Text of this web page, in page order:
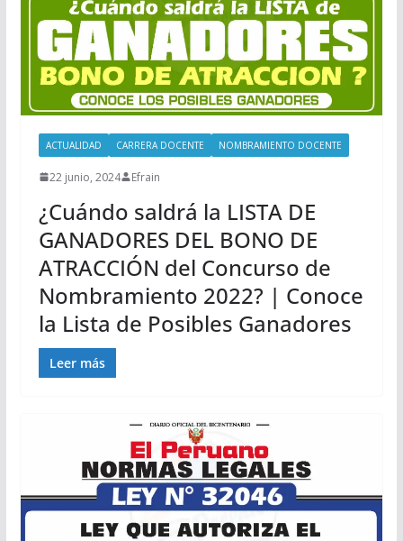
ACTUALIDAD CARRERA DOCENTE NOMBRAMIENTO DOCENTE
22 junio, 2024 Efrain
¿Cuándo saldrá la LISTA DE
GANADORES DEL BONO DE
ATRACCIÓN del Concurso de
Nombramiento 2022? | Conoce
la Lista de Posibles Ganadores
Leer más